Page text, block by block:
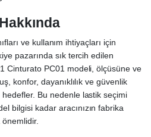
ve kullanım ihtiyaçları için
pazarında sık tercih edilen
Cinturato PC01 modeli, ölçüsüne ve
konfor, dayanıklılık ve güvenlik
Bu nedenle lastik seçimi
bilgisi kadar aracınızın fabrika